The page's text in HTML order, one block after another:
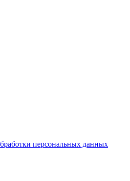
персональных данных